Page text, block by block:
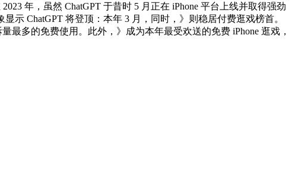
年，虽然 ChatGPT 于昔时 5 月正在 iPhone 平台上线并取得强劲
示 ChatGPT 将登顶：本年 3 月，同时，》则稳居付费逛戏榜首。
最多的免费使用。此外，》成为本年最受欢送的免费 iPhone 逛戏，